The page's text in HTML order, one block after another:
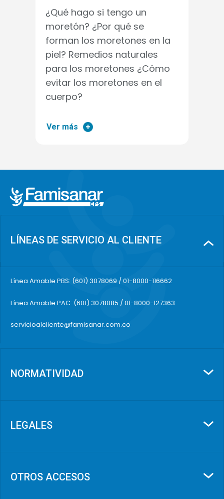
¿Qué hago si tengo un
moretón? ¿Por qué se
forman los moretones en la
piel? Remedios naturales
para los moretones ¿Cómo
evitar los moretones en el
cuerpo?
Ver más
LÍNEAS DE SERVICIO AL CLIENTE
Línea Amable PBS: (601) 3078069 / 01-8000-116662
Línea Amable PAC: (601) 3078085 / 01-8000-127363
servicioalcliente@famisanar.com.co
NORMATIVIDAD
LEGALES
OTROS ACCESOS